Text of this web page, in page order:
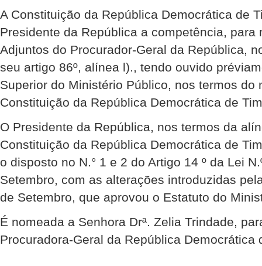
A Constituição da República Democrática de
Presidente da República a competência, para
Adjuntos do Procurador-Geral da República,
seu artigo 86º, alínea l)., tendo ouvido
Superior do Ministério Público, nos termos do
Constituição da República Democrática de
O Presidente da República, nos termos da
Constituição da República Democrática de
o disposto no N.° 1 e 2 do Artigo 14 º da Lei
Setembro, com as alterações introduzidas
de Setembro, que aprovou o Estatuto do
É nomeada a Senhora Drª. Zelia Trindade,
Procuradora-Geral da República Democrática